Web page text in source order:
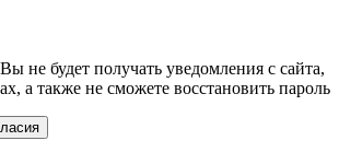
не будет получать уведомления с сайта,
а также не сможете восстановить пароль